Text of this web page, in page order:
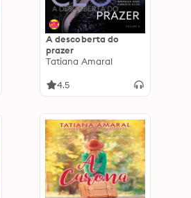
A descoberta do
prazer
Tatiana Amaral
4.5